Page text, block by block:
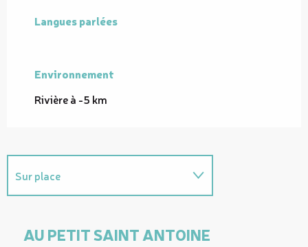
Langues parlées
Langues parlées
Environnement
Environnement
Rivière à -5 km
Sur place
AU PETIT SAINT ANTOINE